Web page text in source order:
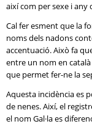
així com per sexe i any
Cal fer esment que la
noms dels nadons
accentuació. Això fa
entre un nom en
que permet fer-ne la
Aquesta incidència es
de nenes. Així, el
el nom Gal·la es